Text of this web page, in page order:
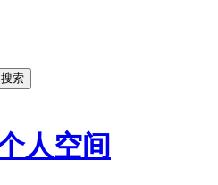
搜索
人空间